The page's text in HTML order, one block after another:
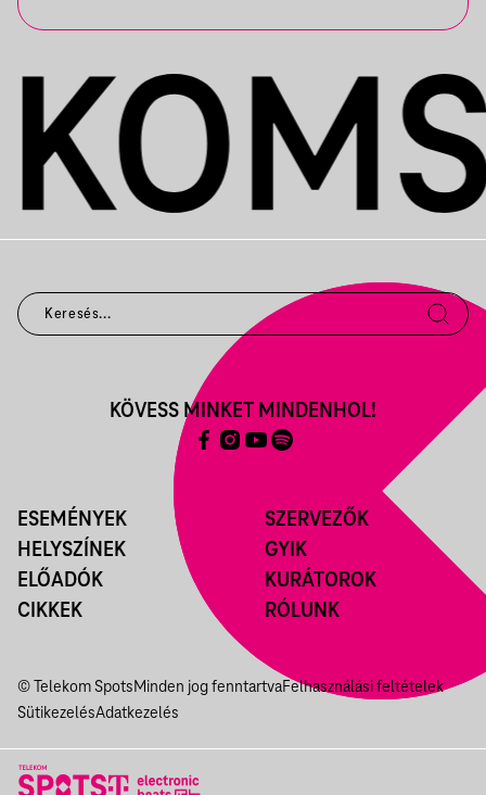
ESEMÉNYEK
HELYSZÍNEK
ELŐADÓK
CIKKEK
SZERVEZŐK
GYIK
KURÁTOROK
RÓLUNK
KÖVESS MINKET MINDENHOL!
© Telekom SpotsMinden jog fenntartvaFelhasználási feltételek
SütikezelésAdatkezelés